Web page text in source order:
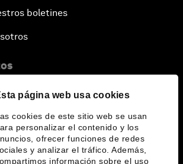
página web usa cookies
cookies de este sitio web se usan
personalizar el contenido y los
ofrecer funciones de redes
y analizar el tráfico. Además,
información sobre el uso
boletines
el Foro
idiomas